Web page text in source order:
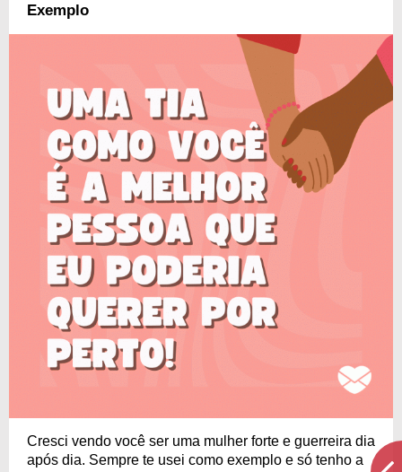
Exemplo
Cresci vendo você ser uma mulher forte e guerreira dia
após dia. Sempre te usei como exemplo e só tenho a